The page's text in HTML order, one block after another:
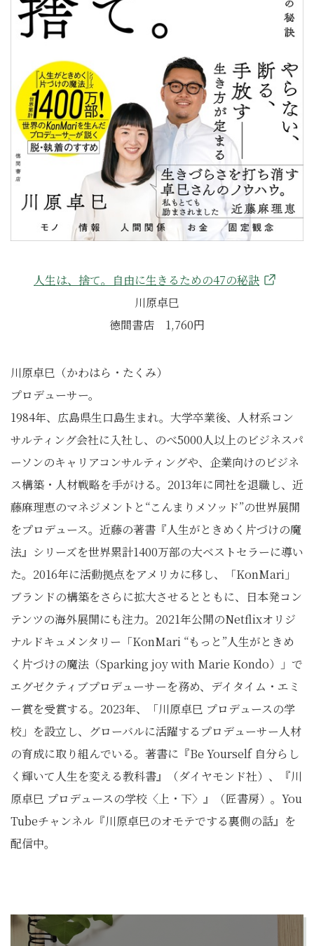
人生は、捨て。自由に生きるための47の秘訣
川原卓巳
徳間書店 1,760円
川原卓巳（かわはら・たくみ）
プロデューサー。
1984年、広島県生口島生まれ。大学卒業後、人材系コン
サルティング会社に入社し、のべ5000人以上のビジネスパ
ーソンのキャリアコンサルティングや、企業向けのビジネ
ス構築・人材戦略を手がける。2013年に同社を退職し、近
藤麻理恵のマネジメントと“こんまりメソッド”の世界展開
をプロデュース。近藤の著書『人生がときめく片づけの魔
法』シリーズを世界累計1400万部の大ベストセラーに導い
た。2016年に活動拠点をアメリカに移し、「KonMari」
ブランドの構築をさらに拡大させるとともに、日本発コン
テンツの海外展開にも注力。2021年公開のNetflixオリジ
ナルドキュメンタリー「KonMari “もっと”人生がときめ
く片づけの魔法（Sparking joy with Marie Kondo）」で
エグゼクティブプロデューサーを務め、デイタイム・エミ
ー賞を受賞する。2023年、「川原卓巳 プロデュースの学
校」を設立し、グローバルに活躍するプロデューサー人材
の育成に取り組んでいる。著書に『Be Yourself 自分らし
く輝いて人生を変える教科書』（ダイヤモンド社）、『川
原卓巳 プロデュースの学校〈上・下〉』（匠書房）。You
Tubeチャンネル『川原卓巳のオモテでする裏側の話』を
配信中。